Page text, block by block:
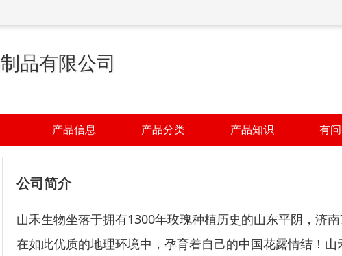
品有限公司
产品信息 产品分类 产品知识 有
公司简介
山禾生物坐落于拥有1300年玫瑰种植历史的山东平阴，济
在如此优质的地理环境中，孕育着自己的中国花露情结！